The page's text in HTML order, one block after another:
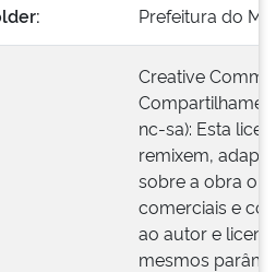
Prefeitura do
Creative
nc-sa): Esta
remixem,
sobre a obra
comerciais e
ao autor e
mesmos